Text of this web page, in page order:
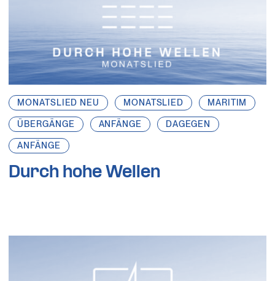
MONATSLIED NEU MONATSLIED MARITIM
ÜBERGÄNGE ANFÄNGE DAGEGEN
ANFÄNGE
Durch hohe Wellen